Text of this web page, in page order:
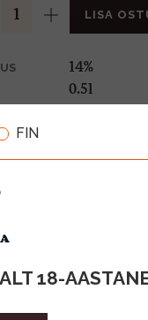
FIN
18-
LISA
14%
0.5l